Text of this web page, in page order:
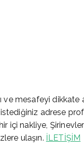
ve mesafeyi
istediğiniz adrese
içi nakliye,
ulaşın. İLETİŞİM